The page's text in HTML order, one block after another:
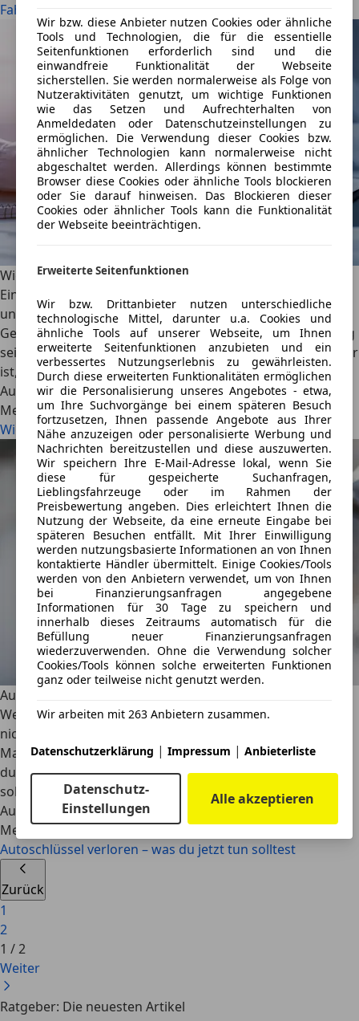
Wir bzw. diese Anbieter nutzen Cookies oder ähnliche
Tools und Technologien, die für die essentielle
Seitenfunktionen erforderlich sind und die
einwandfreie Funktionalität der Webseite
sicherstellen. Sie werden normalerweise als Folge von
Nutzeraktivitäten genutzt, um wichtige Funktionen
wie das Setzen und Aufrechterhalten von
Anmeldedaten oder Datenschutzeinstellungen zu
ermöglichen. Die Verwendung dieser Cookies bzw.
ähnlicher Technologien kann normalerweise nicht
abgeschaltet werden. Allerdings können bestimmte
Browser diese Cookies oder ähnliche Tools blockieren
oder Sie darauf hinweisen. Das Blockieren dieser
Cookies oder ähnlicher Tools kann die Funktionalität
der Webseite beeinträchtigen.
Erweiterte Seitenfunktionen
Wir bzw. Drittanbieter nutzen unterschiedliche
technologische Mittel, darunter u.a. Cookies und
ähnliche Tools auf unserer Webseite, um Ihnen
erweiterte Seitenfunktionen anzubieten und ein
verbessertes Nutzungserlebnis zu gewährleisten.
Durch diese erweiterten Funktionalitäten ermöglichen
wir die Personalisierung unseres Angebotes - etwa,
um Ihre Suchvorgänge bei einem späteren Besuch
fortzusetzen, Ihnen passende Angebote aus Ihrer
Nähe anzuzeigen oder personalisierte Werbung und
Nachrichten bereitzustellen und diese auszuwerten.
Wir speichern Ihre E-Mail-Adresse lokal, wenn Sie
diese für gespeicherte Suchanfragen,
Lieblingsfahrzeuge oder im Rahmen der
Preisbewertung angeben. Dies erleichtert Ihnen die
Nutzung der Webseite, da eine erneute Eingabe bei
späteren Besuchen entfällt. Mit Ihrer Einwilligung
werden nutzungsbasierte Informationen an von Ihnen
kontaktierte Händler übermittelt. Einige Cookies/Tools
werden von den Anbietern verwendet, um von Ihnen
bei Finanzierungsanfragen angegebene
Informationen für 30 Tage zu speichern und
innerhalb dieses Zeitraums automatisch für die
Befüllung neuer Finanzierungsanfragen
wiederzuverwenden. Ohne die Verwendung solcher
Cookies/Tools können solche erweiterten Funktionen
ganz oder teilweise nicht genutzt werden.
Wir arbeiten mit 263 Anbietern zusammen.
Datenschutzerklärung | Impressum | Anbieterliste
Datenschutz-
Einstellungen
Alle akzeptieren
Fahrerflucht: Strafen bei Kratzer, Blechschaden und Co.
Wie sinnvoll ist eine Gebrauchtwagengarantie?
Eine Gebrauchtwagengarantie kann den Schutz vor
unvorhergesehenen Reparaturen beim Kauf eines
Gebrauchtfahrzeugs erhöhen, kann aber auch überflüssig
sein. Wie sinnvoll eine Gebrauchtwagengarantie für Käufer
ist, erklärt unser Ratgeber.
AutoScout24 ·24.07.2023·6 Min. Lesezeit
Mehr lesen
Wie sinnvoll ist eine Gebrauchtwagengarantie?
Autoschlüssel verloren – was du jetzt tun solltest
Wenn der Autoschlüssel auch nach ausgiebiger Suche
nicht wieder auftaucht, heißt es Ruhe bewahren. Welche
Maßnahmen du in welcher Reihenfolge ergreifst und was
du beim Nachmachen des Autoschlüssels beachten
solltest, erfährst du in unserem Artikel.
AutoScout24·20.07.2023
Mehr lesen
Autoschlüssel verloren – was du jetzt tun solltest
Zurück
1
2
1 /2
Weiter
Ratgeber: Die neuesten Artikel